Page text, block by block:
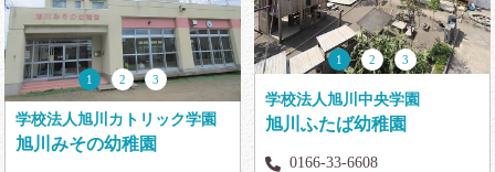
1 2 3
学校法人旭川カトリック学園
旭川みその幼稚園
1 2 3
学校法人旭川中央学園
旭川ふたば幼稚園
0166-33-6608